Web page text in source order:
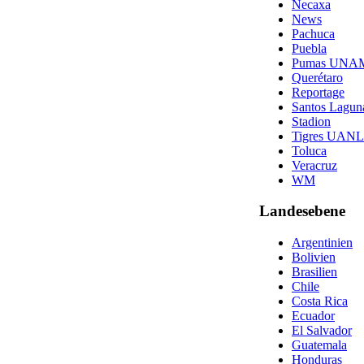
Necaxa
News
Pachuca
Puebla
Pumas
Querétaro
Reportage
Santos
Stadion
Tigres UANL
Toluca
Veracruz
WM
Landesebene
Argentinien
Bolivien
Brasilien
Chile
Costa Rica
Ecuador
El Salvador
Guatemala
Honduras